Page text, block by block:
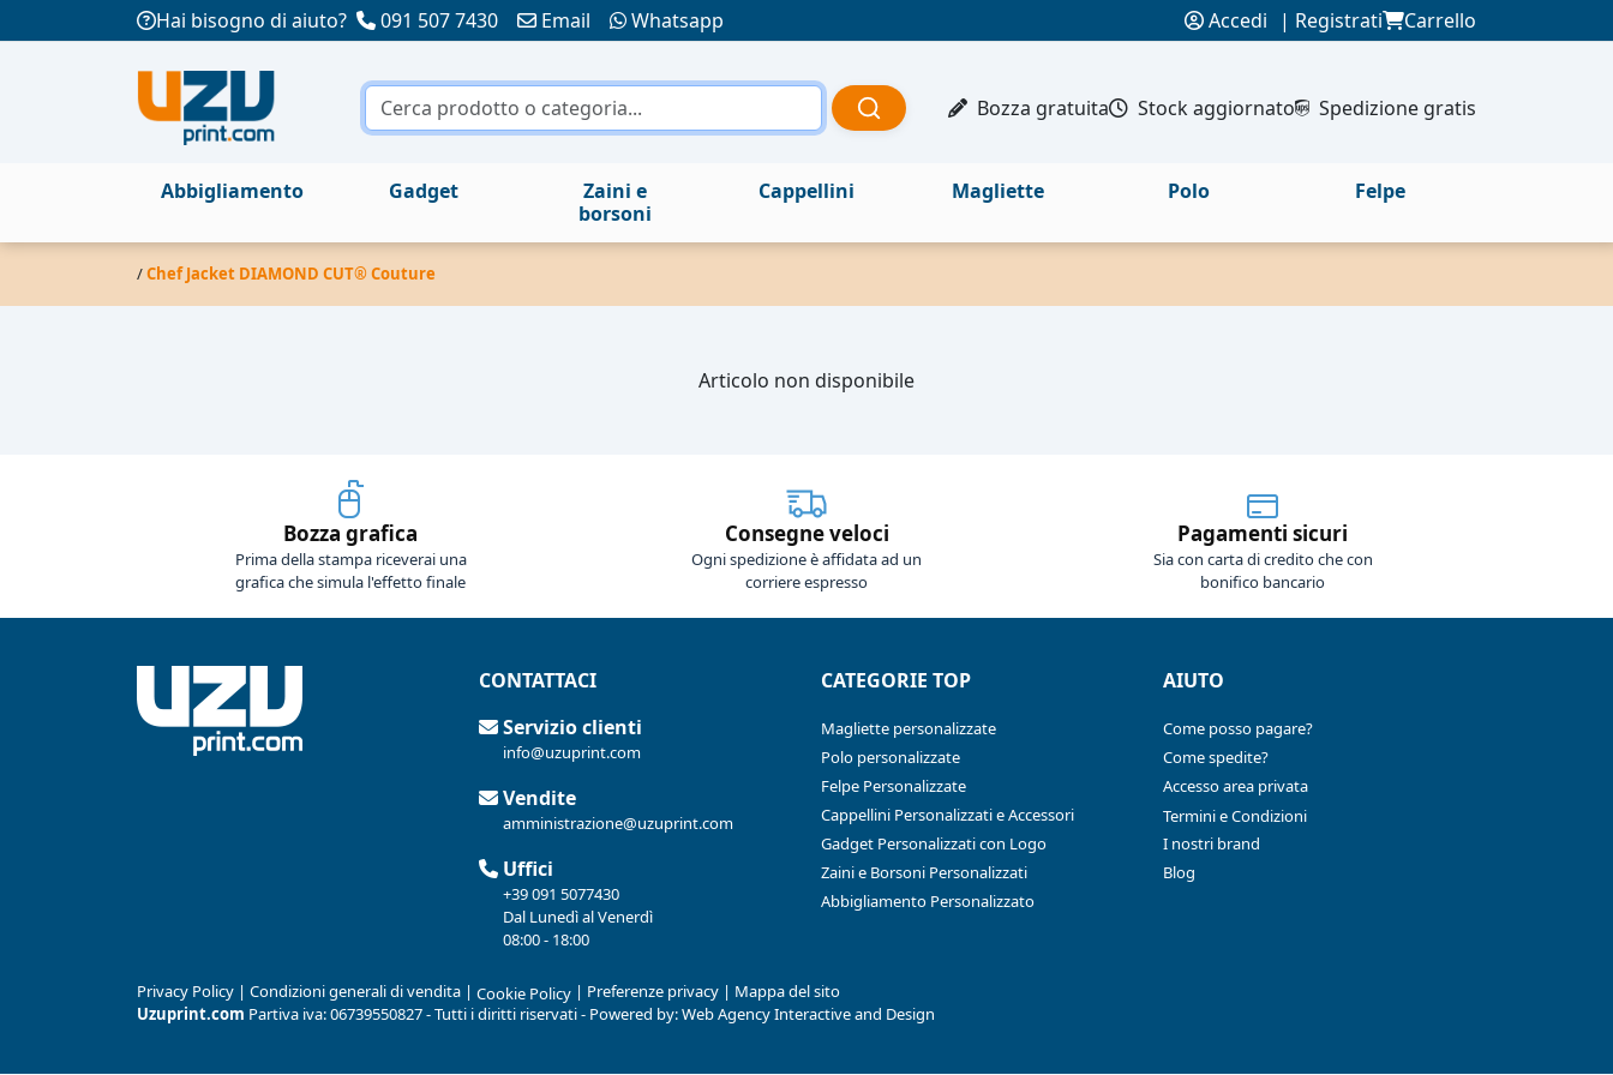
Hai bisogno di aiuto? 091 507 7430 Email Whatsapp Accedi | Registrati Carrello
Bozza gratuita Stock aggiornato Spedizione gratis
Abbigliamento Gadget
Zaini e
borsoni
Cappellini Magliette Polo Felpe
/Chef Jacket DIAMOND CUT® Couture
Articolo non disponibile
Bozza grafica
Prima della stampa riceverai una
grafica che simula l'effetto finale
Consegne veloci
Ogni spedizione è affidata ad un
corriere espresso
Pagamenti sicuri
Sia con carta di credito che con
bonifico bancario
CONTATTACI
Servizio clienti
info@uzuprint.com
Vendite
amministrazione@uzuprint.com
Uffici
+39 091 5077430
Dal Lunedì al Venerdì
08:00 - 18:00
CATEGORIE TOP
Magliette personalizzate
Polo personalizzate
Felpe Personalizzate
Cappellini Personalizzati e Accessori
Gadget Personalizzati con Logo
Zaini e Borsoni Personalizzati
Abbigliamento Personalizzato
AIUTO
Come posso pagare?
Come spedite?
Accesso area privata
Termini e Condizioni
I nostri brand
Blog
Privacy Policy | Condizioni generali di vendita | Cookie Policy | Preferenze privacy | Mappa del sito
Uzuprint.com Partiva iva: 06739550827 - Tutti i diritti riservati - Powered by:Web Agency Interactive and Design